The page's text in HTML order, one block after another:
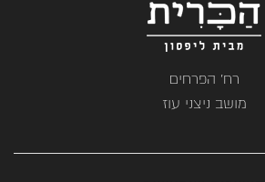
רח' הפרחים
מושב ניצני עוז